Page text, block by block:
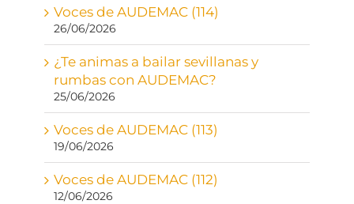
Voces de AUDEMAC (114)
26/06/2026
¿Te animas a bailar sevillanas y
rumbas con AUDEMAC?
25/06/2026
Voces de AUDEMAC (113)
19/06/2026
Voces de AUDEMAC (112)
12/06/2026